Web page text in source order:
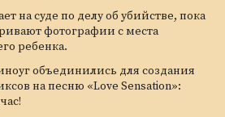
на суде по делу об убийстве, пока
фотографии с места
ребенка.
объединились для создания
на песню «Love Sensation»: